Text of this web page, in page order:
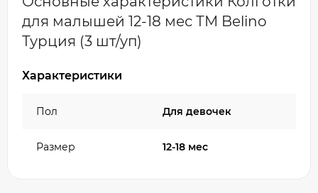
для малышей 12-18 мес ТМ Belino
Турция (3 шт/уп)
Характеристики
Пол Для девочек
Размер 12-18 мес